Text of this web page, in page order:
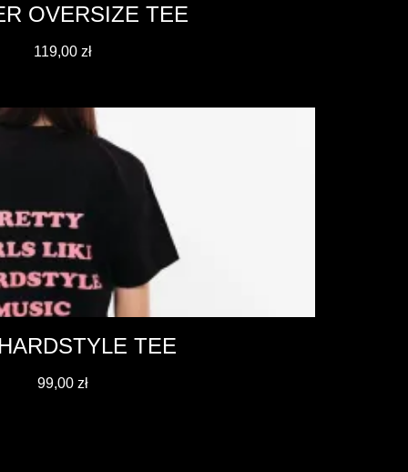
OVERSIZE TEE
119,00 zł
TEE
99,00 zł